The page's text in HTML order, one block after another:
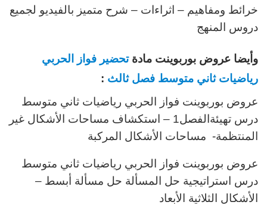
خرائط ومفاهيم – اثراءات – شرح متميز بالفيديو لجميع
دروس المنهج
وأيضا عروض بوربوينت مادةتحضير فواز الحربي
رياضيات ثاني متوسط فصل ثالث :
عروض بوربوينت فواز الحربي رياضيات ثاني متوسط
درس تهيئةالفصل1 – استكشاف مساحات الأشكال غير
المنتظمة- مساحات الأشكال المركبة
عروض بوربوينت فواز الحربي رياضيات ثاني متوسط
درس استراتيجية حل المسألة حل مسألة أبسط –
الأشكال الثلاثية الأبعاد